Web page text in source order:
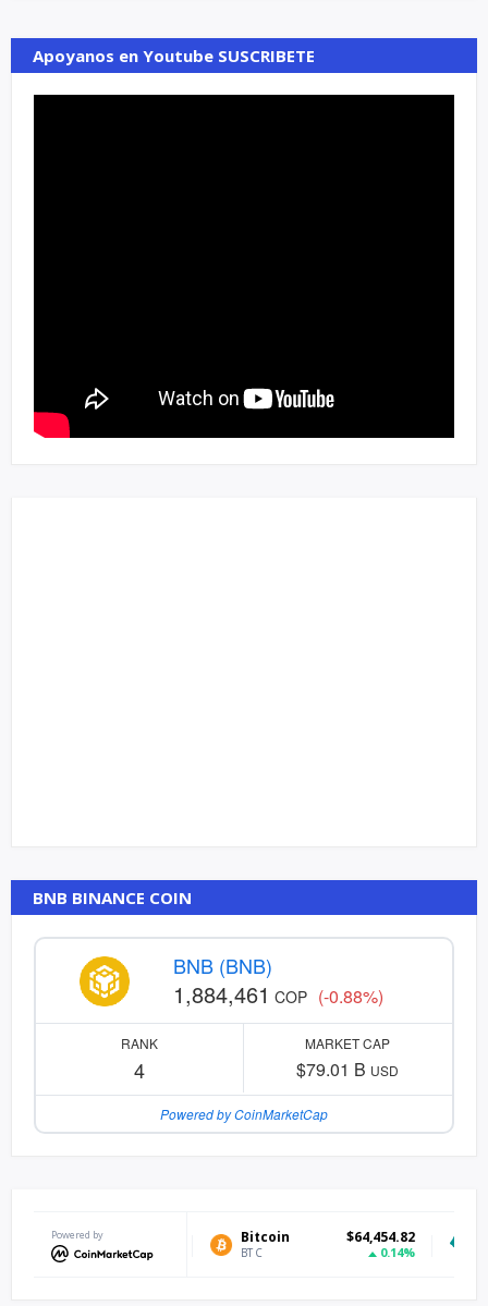
Apoyanos en Youtube SUSCRIBETE
BNB BINANCE COIN
BNB (BNB)
1,884,461 COP (-0.88%)
RANK
4
MARKET CAP
$79.01 B USD
Powered by CoinMarketCap
Powered by Bitcoin $64,454.82 Tether